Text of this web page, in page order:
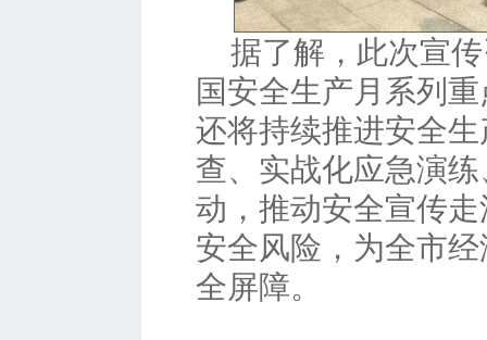
据了解，此次宣
国安全生产月系列
还将持续推进安全生
查、实战化应急演
动，推动安全宣传
安全风险，为全市
全屏障。